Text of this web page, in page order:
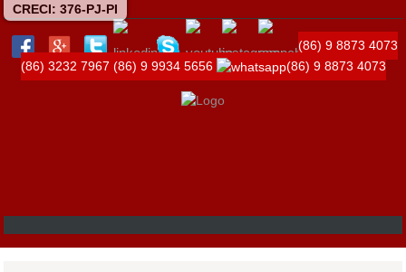
CRECI: 376-PJ-PI
(86) 9 8873 4073
(86) 3232 7967 (86) 9 9934 5656 (86) 9 8873 4073